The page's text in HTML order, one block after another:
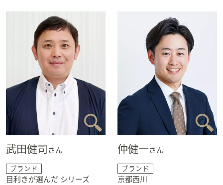
武田健司 さん
ブランド
目利きが選んだ シリーズ
仲健一さん
ブランド
京都西川